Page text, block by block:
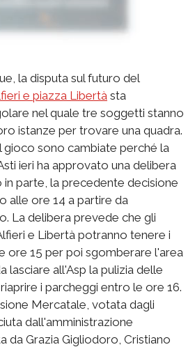
la disputa sul futuro del
e piazza Libertà sta
nel quale tre soggetti stanno
istanze per trovare una quadra.
sono cambiate perché la
ieri ha approvato una delibera
parte, la precedente decisione
alle ore 14 a partire da
La delibera prevede che gli
e Libertà potranno tenere i
ore 15 per poi sgomberare l'area
lasciare all'Asp la pulizia delle
i parcheggi entro le ore 16.
Mercatale, votata dagli
dall'amministrazione
da Grazia Gigliodoro, Cristiano